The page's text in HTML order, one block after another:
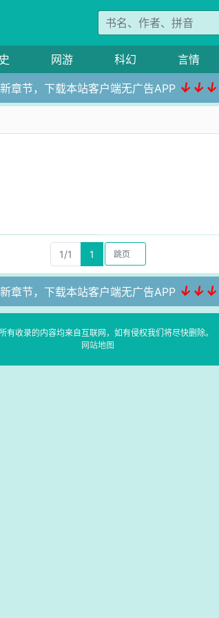
网游 科幻 言情
章节，下载本站客户端无广告APP ↓↓↓
1/1 1
章节，下载本站客户端无广告APP ↓↓↓
有收录的内容均来自互联网，如有侵权我们将尽快删除。
网站地图